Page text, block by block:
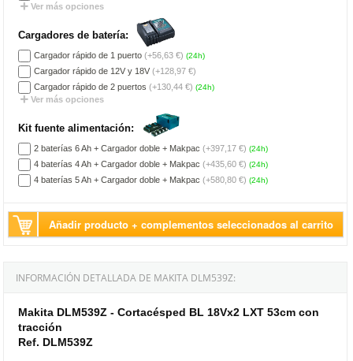
Ver más opciones
Cargadores de batería:
Cargador rápido de 1 puerto (+56,63 €) (24h)
Cargador rápido de 12V y 18V (+128,97 €)
Cargador rápido de 2 puertos (+130,44 €) (24h)
Ver más opciones
Kit fuente alimentación:
2 baterías 6 Ah + Cargador doble + Makpac (+397,17 €) (24h)
4 baterías 4 Ah + Cargador doble + Makpac (+435,60 €) (24h)
4 baterías 5 Ah + Cargador doble + Makpac (+580,80 €) (24h)
Añadir producto + complementos seleccionados al carrito
INFORMACIÓN DETALLADA DE MAKITA DLM539Z:
Makita DLM539Z - Cortacésped BL 18Vx2 LXT 53cm con
tracción
Ref. DLM539Z